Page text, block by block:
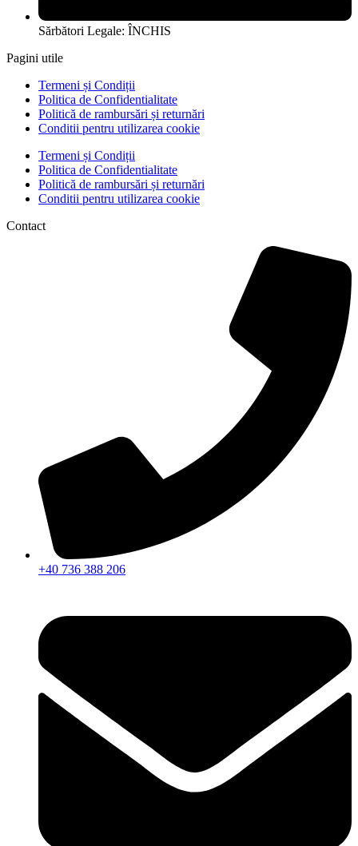
Sărbători Legale: ÎNCHIS
Pagini utile
Termeni și Condiții
Politica de Confidentialitate
Politică de rambursări și returnări
Conditii pentru utilizarea cookie
Termeni și Condiții
Politica de Confidentialitate
Politică de rambursări și returnări
Conditii pentru utilizarea cookie
Contact
+40 736 388 206